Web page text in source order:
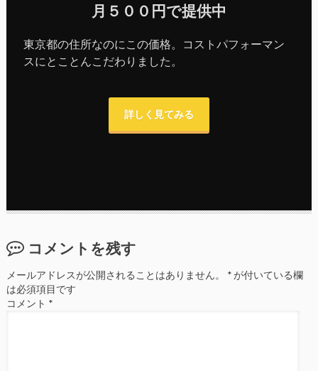
月５００円で提供中
東京都の住所なのにこの価格。コストパフォーマン
スにとことんこだわりました。
詳しく見てみる
コメントを残す
メールアドレスが公開されることはありません。 *が付いている欄
は必須項目です
コメント *